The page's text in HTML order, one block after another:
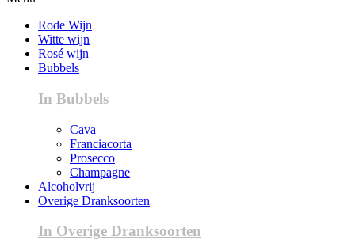
Rode Wijn
Witte wijn
Rosé wijn
Bubbels
In Bubbels
Cava
Franciacorta
Prosecco
Champagne
Alcoholvrij
Overige Dranksoorten
In Overige Dranksoorten